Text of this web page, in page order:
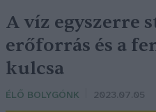
A víz egyszerre
erőforrás és a
kulcsa
ÉLŐ BOLYGÓNK 2023.07.05